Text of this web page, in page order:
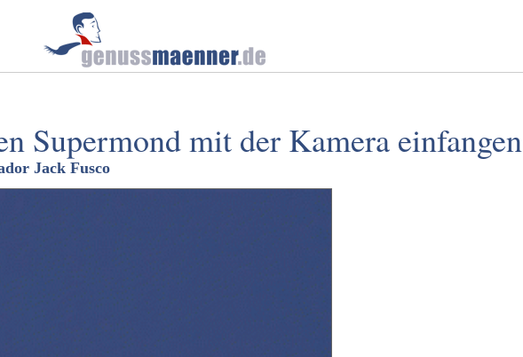
Supermond mit der Kamera einfangen
Jack Fusco